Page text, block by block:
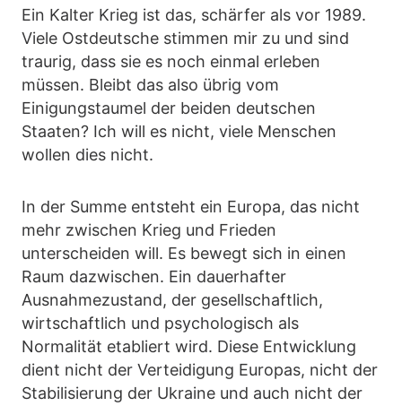
Ein Kalter Krieg ist das, schärfer als vor 1989.
Viele Ostdeutsche stimmen mir zu und sind
traurig, dass sie es noch einmal erleben
müssen. Bleibt das also übrig vom
Einigungstaumel der beiden deutschen
Staaten? Ich will es nicht, viele Menschen
wollen dies nicht.
In der Summe entsteht ein Europa, das nicht
mehr zwischen Krieg und Frieden
unterscheiden will. Es bewegt sich in einen
Raum dazwischen. Ein dauerhafter
Ausnahmezustand, der gesellschaftlich,
wirtschaftlich und psychologisch als
Normalität etabliert wird. Diese Entwicklung
dient nicht der Verteidigung Europas, nicht der
Stabilisierung der Ukraine und auch nicht der